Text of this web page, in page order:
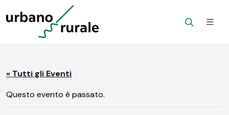
« Tutti gli Eventi
Questo evento è passato.